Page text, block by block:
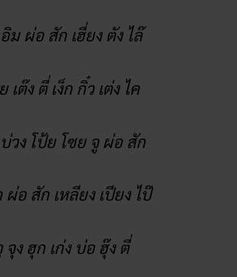
ฟ
งเสี่ยเก็ง “พระคัมภีร์แม่พระจันทร์”
อิม ผ่อ สัก เฮี่ยง ตัง ไล๊
เต๊ง ตี่ เง็ก กิ๋ว เต่ง ไค
บ่วง โป้ย โซย จู ผ่อ สัก